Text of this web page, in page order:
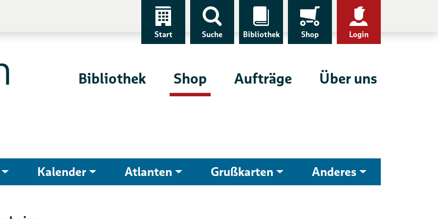
Start Suche Bibliothek Shop Login
Bibliothek Shop Aufträge Über uns
Kalender Atlanten Grußkarten Anderes